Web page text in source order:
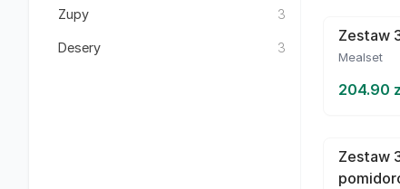
Zupy 3
Desery 3
Zestaw
Mealset
204.90
Zestaw